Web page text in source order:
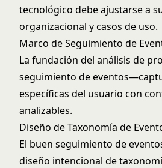
tecnológico debe ajustarse a
organizacional y casos de uso.
Marco de Seguimiento de
La fundación del análisis de
seguimiento de
específicas del usuario con
analizables.
Diseño de Taxonomía de
El buen seguimiento de
diseño intencional de